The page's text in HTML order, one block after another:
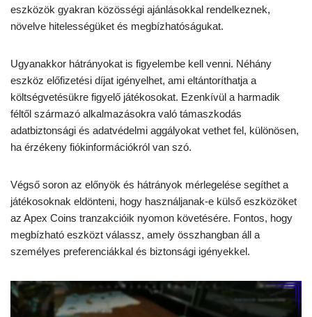
eszközök gyakran közösségi ajánlásokkal rendelkeznek,
növelve hitelességüket és megbízhatóságukat.
Ugyanakkor hátrányokat is figyelembe kell venni. Néhány
eszköz előfizetési díjat igényelhet, ami eltántoríthatja a
költségvetésükre figyelő játékosokat. Ezenkívül a harmadik
féltől származó alkalmazásokra való támaszkodás
adatbiztonsági és adatvédelmi aggályokat vethet fel, különösen,
ha érzékeny fiókinformációkról van szó.
Végső soron az előnyök és hátrányok mérlegelése segíthet a
játékosoknak eldönteni, hogy használjanak-e külső eszközöket
az Apex Coins tranzakcióik nyomon követésére. Fontos, hogy
megbízható eszközt válassz, amely összhangban áll a
személyes preferenciákkal és biztonsági igényekkel.